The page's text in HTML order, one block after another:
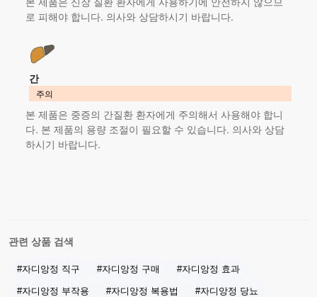
로 피해야 합니다. 의사와 상담하시기 바랍니다.
간
주의
본 제품은 중증의 간질환 환자에게 주의해서 사용해야 합니
다. 본 제품의 용량 조절이 필요할 수 있습니다. 의사와 상담
하시기 바랍니다.
관련 상품 검색
#자디앙정 직구 #자디앙정 구매 #자디앙정 효과
#자디앙정 부작용 #자디앙정 복용법 #자디앙정 당뇨